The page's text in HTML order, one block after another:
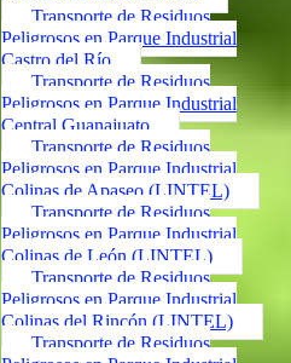
Transporte de Residuos
Peligrosos en Parque Industrial
Castro del Río
Transporte de Residuos
Peligrosos en Parque Industrial
Central Guanajuato
Transporte de Residuos
Peligrosos en Parque Industrial
Colinas de Apaseo (LINTEL)
Transporte de Residuos
Peligrosos en Parque Industrial
Colinas de León (LINTEL)
Transporte de Residuos
Peligrosos en Parque Industrial
Colinas del Rincón (LINTEL)
Transporte de Residuos